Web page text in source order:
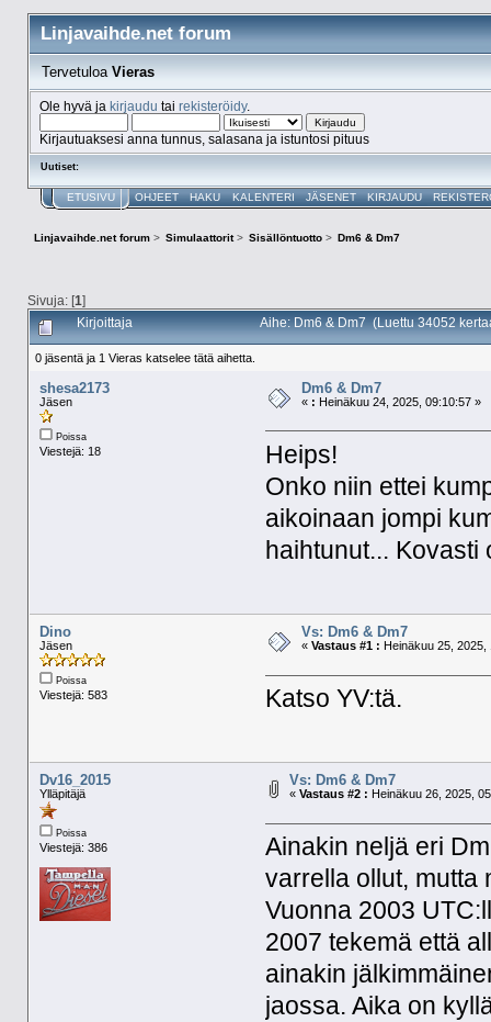
Linjavaihde.net forum
TervetuloaVieras
Ole hyvä ja kirjaudu tai rekisteröidy.
Kirjautuaksesi anna tunnus, salasana ja istuntosi pituus
Uutiset:
ETUSIVU OHJEET HAKU KALENTERI JÄSENET KIRJAUDU
Linjavaihde.net forum> Simulaattorit> Sisällöntuotto > Dm6 & Dm7
Sivuja: [1]
Kirjoittaja Aihe: Dm6 & Dm7 (Luettu 34052
0 jäsentä ja 1 Vieras katselee tätä aihetta.
shesa2173
Jäsen
Poissa
Viestejä: 18
Dm6 & Dm7
« : Heinäkuu 24, 2025, 09:10:57 »
Heips!
Onko niin ettei
aikoinaan jompi
haihtunut...
Dino
Jäsen
Poissa
Viestejä: 583
Vs: Dm6 & Dm7
« Vastaus #1 : Heinäkuu 25, 2025,
Katso YV:tä.
Dv16_2015
Ylläpitäjä
Poissa
Viestejä: 386
Vs: Dm6 & Dm7
« Vastaus #2 : Heinäkuu 26, 2025,
Ainakin neljä eri
varrella ollut, mutta
Vuonna 2003
2007 tekemä että
ainakin
jaossa. Aika on